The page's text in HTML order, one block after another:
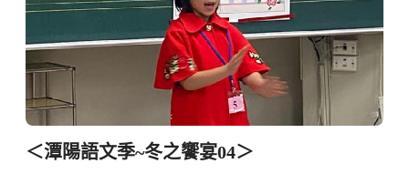
＜潭陽語文季~冬之饗宴04＞